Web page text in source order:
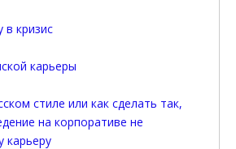
в кризис
карьеры
стиле или как сделать так,
на корпоративе не
карьеру